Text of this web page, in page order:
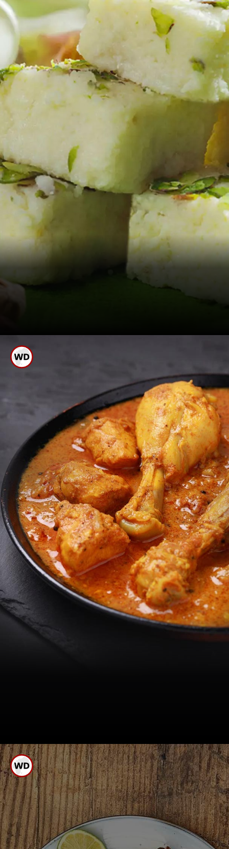
નોંધ: આરોગ્ય
સંબંધિત લેખ તમારી
જાણકારી માટે છે,
અમલ કરતા પહેલા
ડૉક્ટરની સલાહ